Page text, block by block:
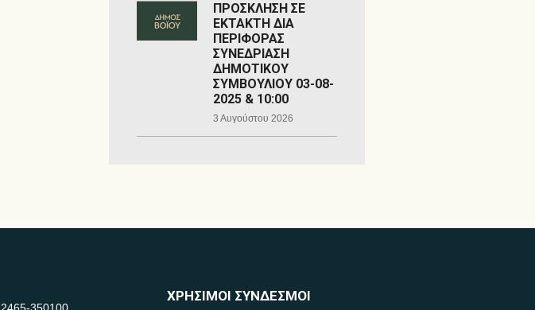
ΠΡΟΣΚΛΗΣΗ ΣΕ
ΕΚΤΑΚΤΗ ΔΙΑ
ΠΕΡΙΦΟΡΑΣ
ΣΥΝΕΔΡΙΑΣΗ
ΔΗΜΟΤΙΚΟΥ
ΣΥΜΒΟΥΛΙΟΥ 03-08-
2025 & 10:00
3 Αυγούστου 2026
ΧΡΗΣΙΜΟΙ ΣΥΝΔΕΣΜΟΙ